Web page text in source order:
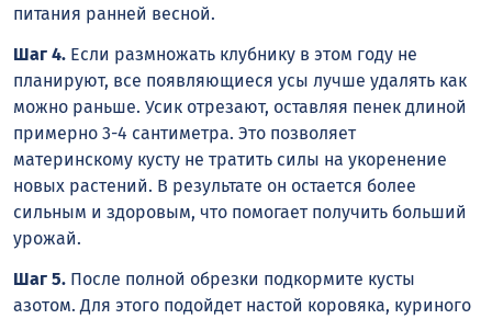
питания ранней весной.
Шаг 4. Если размножать клубнику в этом году не
планируют, все появляющиеся усы лучше удалять как
можно раньше. Усик отрезают, оставляя пенек длиной
примерно 3-4 сантиметра. Это позволяет
материнскому кусту не тратить силы на укоренение
новых растений. В результате он остается более
сильным и здоровым, что помогает получить больший
урожай.
Шаг 5. После полной обрезки подкормите кусты
азотом. Для этого подойдет настой коровяка, куриного